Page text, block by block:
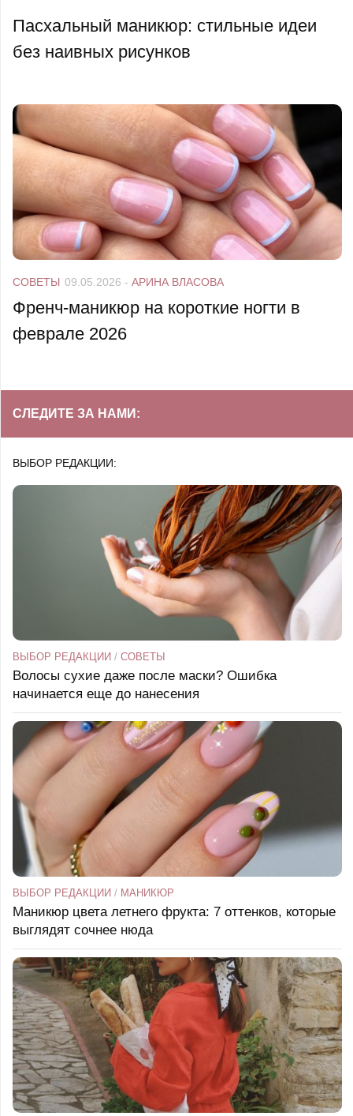
Пасхальный маникюр: стильные идеи
без наивных рисунков
СОВЕТЫ 09.05.2026 - АРИНА ВЛАСОВА
Френч-маникюр на короткие ногти в
феврале 2026
СЛЕДИТЕ ЗА НАМИ:
ВЫБОР РЕДАКЦИИ:
ВЫБОР РЕДАКЦИИ / СОВЕТЫ
Волосы сухие даже после маски? Ошибка
начинается еще до нанесения
ВЫБОР РЕДАКЦИИ / МАНИКЮР
Маникюр цвета летнего фрукта: 7 оттенков, которые
выглядят сочнее нюда